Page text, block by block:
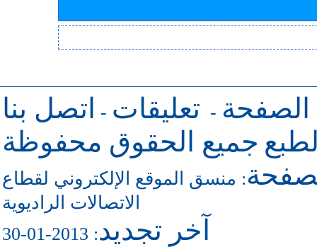
الصفحة - تعليقات -
اتصل بنا
جميع الحقوق محفوظة
: منسق الموقع الإلكتروني لقطاع
الاتصالات الراديوية
آخر تجديد: 2013-01-30